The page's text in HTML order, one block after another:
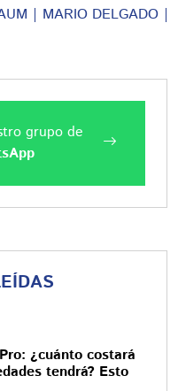
MARIO DELGADO
grupo de
¿cuánto costará
tendrá? Esto